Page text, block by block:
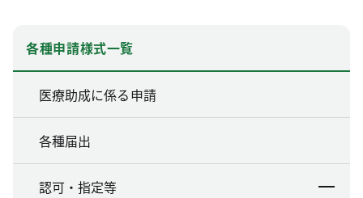
各種申請様式一覧
医療助成に係る申請
各種届出
認可・指定等